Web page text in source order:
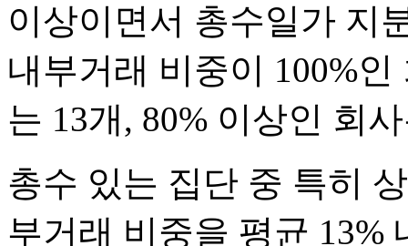
이상이면서 총수일가 지
내부거래 비중이 100%
는 13개, 80% 이상인 회
총수 있는 집단 중 특히
부거래 비중을 평균 13%